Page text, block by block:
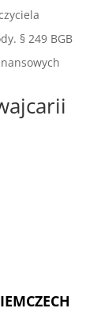
§ 249 BGB